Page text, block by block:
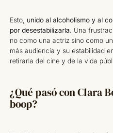
Esto, unido al alcoholismo y al
por desestabilizarla. Una
no como una actriz sino como
más audiencia y su estabilidad
retirarla del cine y de la vida
¿Qué pasó con Clara
boop?